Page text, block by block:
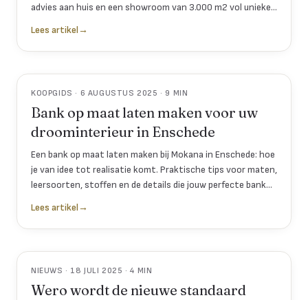
advies aan huis en een showroom van 3.000 m2 vol unieke
Lees artikel→
KOOPGIDS · 6 AUGUSTUS 2025 · 9 MIN
Bank op maat laten maken voor uw
droominterieur in Enschede
Een bank op maat laten maken bij Mokana in Enschede: hoe
je van idee tot realisatie komt. Praktische tips voor maten,
leersoorten, stoffen en de details die jouw perfecte bank
Lees artikel→
NIEUWS · 18 JULI 2025 · 4 MIN
Wero wordt de nieuwe standaard